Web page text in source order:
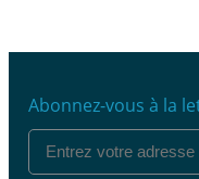
Abonnez-vous à la